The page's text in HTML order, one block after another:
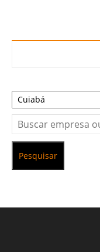
Pesquisar